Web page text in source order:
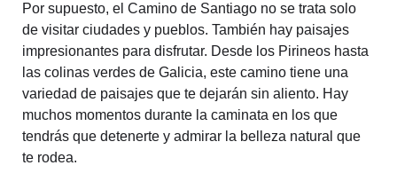
Por supuesto, el Camino de Santiago no se trata solo
de visitar ciudades y pueblos. También hay paisajes
impresionantes para disfrutar. Desde los Pirineos hasta
las colinas verdes de Galicia, este camino tiene una
variedad de paisajes que te dejarán sin aliento. Hay
muchos momentos durante la caminata en los que
tendrás que detenerte y admirar la belleza natural que
te rodea.